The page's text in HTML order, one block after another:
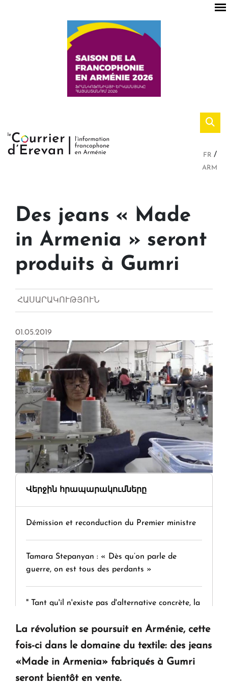
FR
ARM
Des jeans « Made
in Armenia » seront
produits à Gumri
ՀԱՍԱՐԱԿՈՒԹՅՈՒՆ
01.05.2019
Վերջին հրապարակումները
Démission et reconduction du Premier ministre
Tamara Stepanyan : « Dès qu’on parle de
guerre, on est tous des perdants »
" Tant qu'il n'existe pas d'alternative concrète, la
KASA : 30 ans d'audace, de résilience et d'avenir
en Arménie
La révolution se poursuit en Arménie, cette
fois-ci dans le domaine du textile: des jeans
«Made in Armenia» fabriqués à Gumri
seront bientôt en vente.